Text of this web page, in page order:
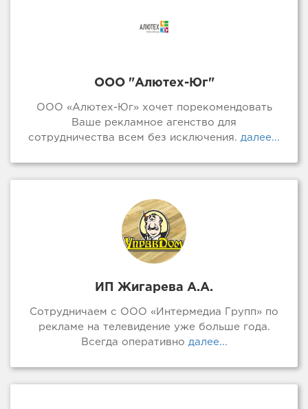
ООО "Алютех-Юг"
ООО «Алютех-Юг» хочет порекомендовать
Ваше рекламное агенство для
сотрудничества всем без исключения. далее...
ИП Жигарева А.А.
Сотрудничаем с ООО «Интермедиа Групп» по
рекламе на телевидение уже больше года.
Всегда оперативно далее...